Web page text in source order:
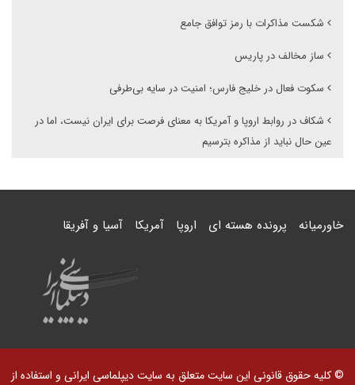
شکست مذاکرات با رمز توافق جامع
ساز مخالف در پاریس
سکوت فعال در خلیج فارس؛ امنیت در سایه بی‌طرفی
شکاف در روابط اروپا و آمریکا به معنای فرصت برای ایران نیست، اما در
عین حال نباید از مذاکره بترسیم
خاورمیانه پرونده هسته ای اروپا آمریکا آسیا و آفریقا
© کلیه حقوق قانونی این سایت متعلق به سایت دیپلماسی ایرانی و استفاده از